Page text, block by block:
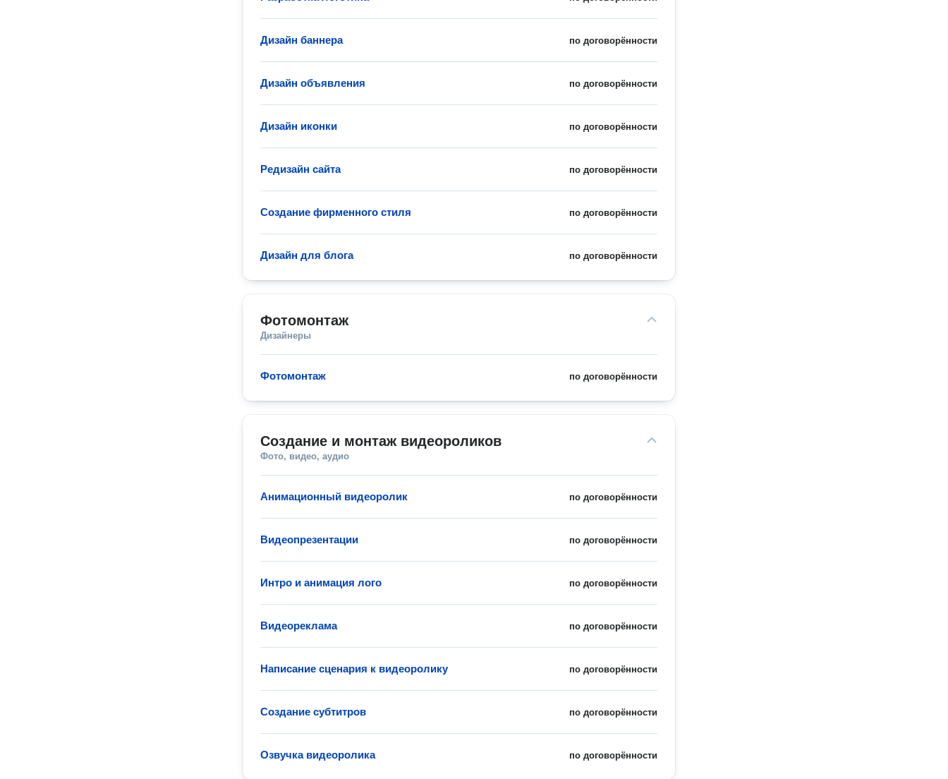
по договорённости
Дизайн баннера
по договорённости
Дизайн объявления
по договорённости
Дизайн иконки
по договорённости
Редизайн сайта
по договорённости
Создание фирменного стиля
по договорённости
Дизайн для блога
Фотомонтаж
Дизайнеры
по договорённости
Фотомонтаж
Создание и монтаж видеороликов
Фото, видео, аудио
по договорённости
Анимационный видеоролик
по договорённости
Видеопрезентации
по договорённости
Интро и анимация лого
по договорённости
Видеореклама
по договорённости
Написание сценария к видеоролику
по договорённости
Создание субтитров
по договорённости
Озвучка видеоролика